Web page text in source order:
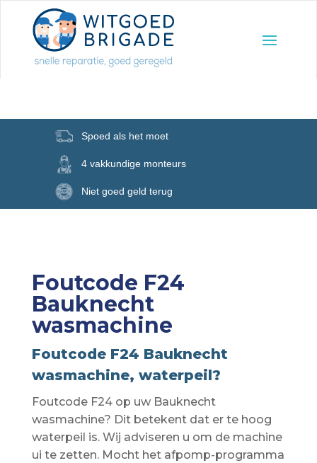
Spoed als het moet
4 vakkundige monteurs
Niet goed geld terug
Foutcode F24
Bauknecht
wasmachine
Foutcode F24 Bauknecht
wasmachine, waterpeil?
Foutcode F24 op uw Bauknecht
wasmachine? Dit betekent dat er te hoog
waterpeil is. Wij adviseren u om de machine
ui te zetten. Mocht het afpomp-programma